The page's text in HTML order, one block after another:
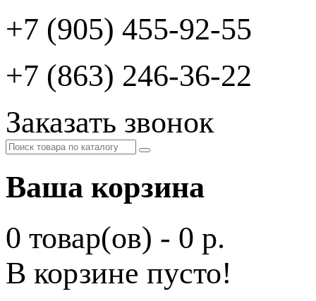
+7 (905) 455-92-55
+7 (863) 246-36-22
Заказать звонок
Ваша корзина
0 товар(ов) - 0 р.
В корзине пусто!